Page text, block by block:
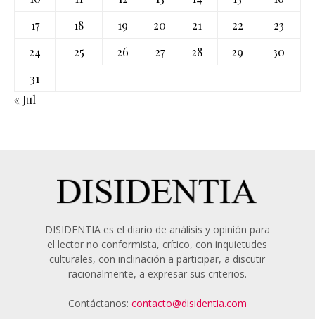
17
18 19 20 21 22
23
24
25 26 27 28 29
30
31
« Jul
DISIDENTIA es el diario de análisis y opinión para
el lector no conformista, crítico, con inquietudes
culturales, con inclinación a participar, a discutir
racionalmente, a expresar sus criterios.
Contáctanos: contacto@disidentia.com